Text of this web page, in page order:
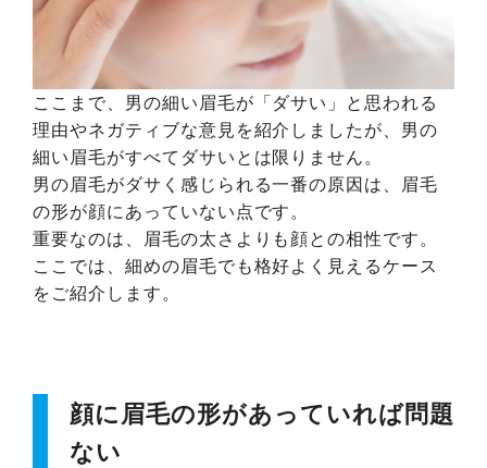
ここまで、男の細い眉毛が「ダサい」と思われる
理由やネガティブな意見を紹介しましたが、男の
細い眉毛がすべてダサいとは限りません。
男の眉毛がダサく感じられる一番の原因は、眉毛
の形が顔にあっていない点です。
重要なのは、眉毛の太さよりも顔との相性です。
ここでは、細めの眉毛でも格好よく見えるケース
をご紹介します。
顔に眉毛の形があっていれば問題
ない